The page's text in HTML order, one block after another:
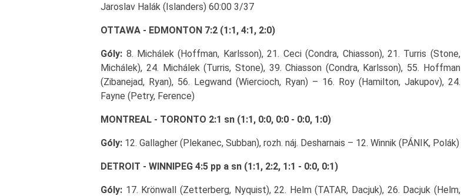
Jaroslav Halák (Islanders) 60:00 3/37
OTTAWA - EDMONTON 7:2 (1:1, 4:1, 2:0)
Góly: 8. Michálek (Hoffman, Karlsson), 21. Ceci (Condra, Chiasson), 21. Turris (Stone,
Michálek), 24. Michálek (Turris, Stone), 39. Chiasson (Condra, Karlsson), 55. Hoffman
(Zibanejad, Ryan), 56. Legwand (Wiercioch, Ryan) – 16. Roy (Hamilton, Jakupov), 24.
Fayne (Petry, Ference)
MONTREAL - TORONTO 2:1 sn (1:1, 0:0, 0:0 - 0:0, 1:0)
Góly: 12. Gallagher (Plekanec, Subban), rozh. náj. Desharnais – 12. Winnik (PÁNIK, Polák)
DETROIT - WINNIPEG 4:5 pp a sn (1:1, 2:2, 1:1 - 0:0, 0:1)
Góly: 17. Krönwall (Zetterberg, Nyquist), 22. Helm (TATAR, Dacjuk), 26. Dacjuk (Helm,